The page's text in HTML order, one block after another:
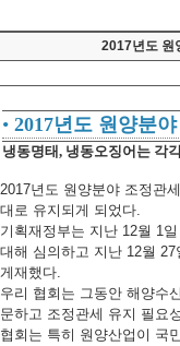
2017년도 원
• 2017년도 원양분
냉동명태, 냉동오징어는 각
2017년도 원양분야 조정관
대로 유지되게 되었다.
기획재정부는 지난 12월 1
대해 심의하고 지난 12월
게재했다.
우리 협회는 그동안 해양수
문하고 조정관세 유지 필요
협회는 특히 원양산업이 국